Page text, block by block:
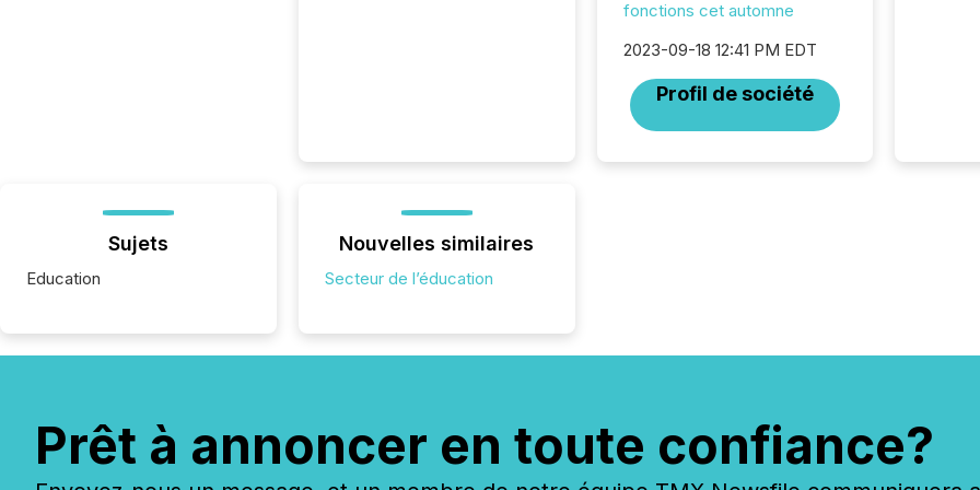
fonctions cet automne
2023-09-18 12:41 PM EDT
Profil de société
Sujets
Education
Nouvelles similaires
Secteur de l’éducation
Prêt à annoncer en toute confiance?